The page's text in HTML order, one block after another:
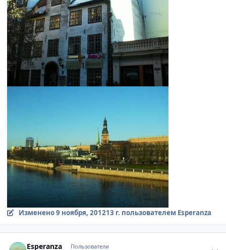
Изменено9 ноября, 201213 г. пользователем Esperanza
Esperanza Пользователи